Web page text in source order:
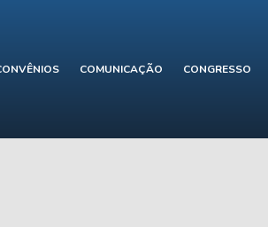
COMUNICAÇÃO CONGRESSO